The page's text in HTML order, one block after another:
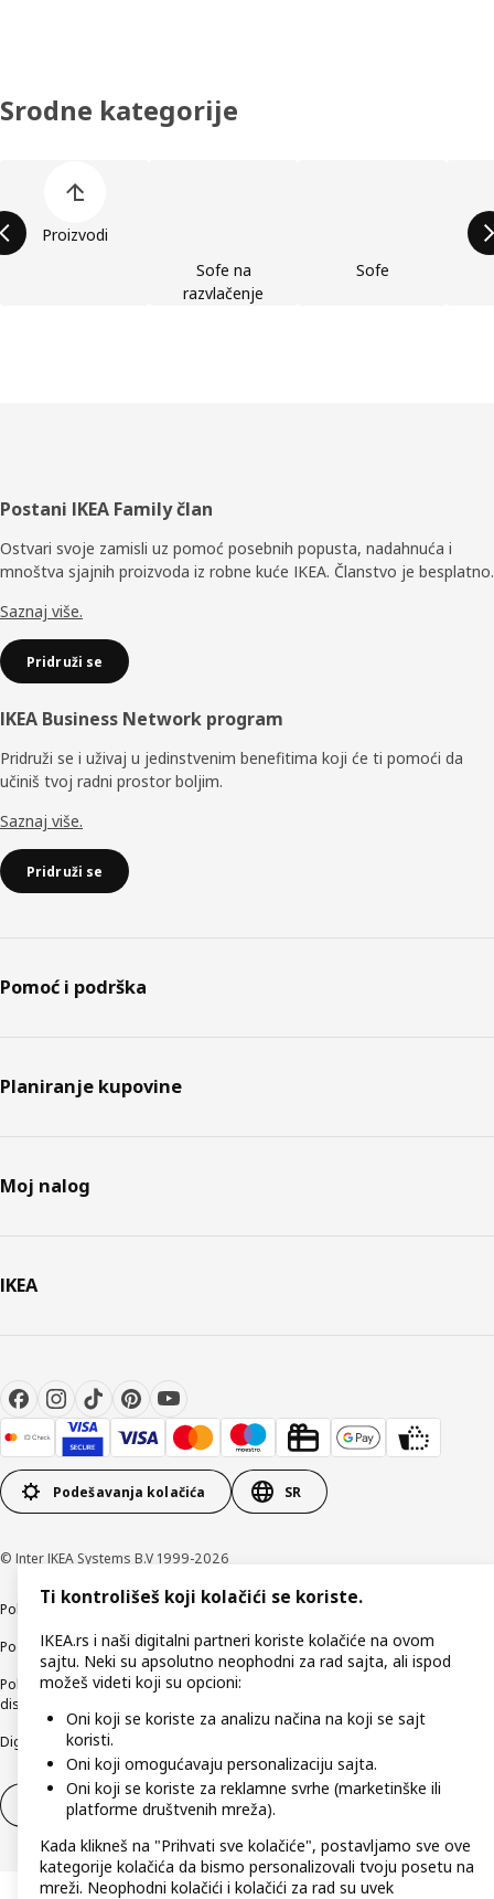
Srodne kategorije
Proizvodi
Sofe na
razvlačenje
Sofe
Podnožje
Postani IKEA Family član
Ostvari svoje zamisli uz pomoć posebnih popusta, nadahnuća i
mnoštva sjajnih proizvoda iz robne kuće IKEA. Članstvo je besplatno.
Saznaj više.
Pridruži se
IKEA Business Network program
Pridruži se i uživaj u jedinstvenim benefitima koji će ti pomoći da
učiniš tvoj radni prostor boljim.
Saznaj više.
Pridruži se
Pomoć i podrška
Planiranje kupovine
Moj nalog
IKEA
Podešavanja kolačića SR
© Inter IKEA Systems B.V 1999-2026
Politika privatnostiKako koristimo kolačiće (Cookies)Načini poslovanja
Podaci o kompaniji IKEA Srbija
Politika etičnog otkrivanja bezbednosnih nedostataka (responsible
disclosure)
Digitalna pristupačnost
Povlačenje iz ugovora Odustani od ugovora (usluge)
Ti kontrolišeš koji kolačići se koriste.
IKEA.rs i naši digitalni partneri koriste kolačiće na ovom
sajtu. Neki su apsolutno neophodni za rad sajta, ali ispod
možeš videti koji su opcioni:
Oni koji se koriste za analizu načina na koji se sajt
koristi.
Oni koji omogućavaju personalizaciju sajta.
Oni koji se koriste za reklamne svrhe (marketinške ili
platforme društvenih mreža).
Kada klikneš na "Prihvati sve kolačiće", postavljamo sve ove
kategorije kolačića da bismo personalizovali tvoju posetu na
mreži. Neophodni kolačići i kolačići za rad su uvek